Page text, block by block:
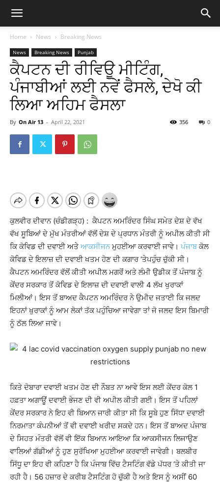
Home News Breaking News
News Breaking News Punjab
ਕੈਪਟਨ ਦੀ ਰੀਵਿਊ ਮੀਟਿੰਗ,
ਪੰਜਾਬੀਆਂ ਲਈ ਨਵੇਂ ਫੈਸਲੇ, ਦੇਖੋ ਕੀ
ਲਿਆ ਅਹਿਮ ਫੈਸਲਾ
By On Air 13 - April 22, 2021 0
356
ਕੁਲਵੀਰ ਦੀਵਾਨ (ਚੰਡੀਗੜ੍ਹ) : ਕੈਪਟਨ ਅਮਰਿੰਦਰ ਸਿੰਘ ਸਮੇਤ ਦੇਸ਼ ਦੇ ਵੱਖ
ਵੱਖ ਸੂਬਿਆਂ ਦੇ ਮੁੱਖ ਮੰਤਰੀਆਂ ਵੱਲੋਂ ਦੇਸ਼ ਦੇ ਪ੍ਰਧਾਨ ਮੰਤਰੀ ਨੂੰ ਅਪੀਲ ਕੀਤੀ ਸੀ
ਕਿ ਕੋਵਿਡ ਦੀ ਦਵਾਈ ਅਤੇ ਆਕਸੀਜਨਮੁਹਈਆ ਕਰਵਾਈ ਜਾਵੇ। ਪੰਜਾਬਕੋਲ
ਕੋਵਿਡ ਦੇ ਇਲਾਜ਼ ਦੀ ਦਵਾਈ ਖਤਮ ਹੋਣ ਦੀ ਕਗਾਰ ‘ਤੇਪਹੁੰਚ ਚੁੱਕੀ ਸੀ।
ਕੈਪਟਨ ਅਮਰਿੰਦਰ ਵੱਲੋਂ ਕੀਤੀ ਅਪੀਲ ਮਗਰੋਂ ਅਤੇ ਲੰਮੀ ਉਡੀਕ ਤੋਂ ਪੰਜਾਬ ਨੂੰ
ਕੇਂਦਰ ਸਰਕਾਰ ਤੋਂ ਕੋਵਿਡ ਦੇ ਇਲਾਜ਼ ਦੀ ਦਵਾਈ ਵਾਲੀ 4 ਲੱਖ ਖੁਰਾਕਾਂ
ਮਿਲੀਆਂ। ਇਸ ਤੋਂ ਬਾਅਦ ਕੈਪਟਨ ਅਮਰਿੰਦਰ ਨੇ ਉਮੀਦ ਜਤਾਈ ਕਿ ਜਲਦ
ਇਹਨਾਂ ਖੁਰਾਕਾਂ ਨੂੰ ਆਮ ਲੋਕਾਂ ਤੱਕ ਪਹੁੰਚਿਆ ਜਾਵੇਗਾ ਤਾਂ ਜੋ ਜਲਦ ਇਸ ਬਿਮਾਰੀ
ਨੂੰ ਠੱਲ ਲਿਆ ਜਾਵੇ।
ਕਿਤੇ ਦੋਬਾਰਾ ਦਵਾਈ ਖਤਮ ਹੋਣ ਦੀ ਨੌਬਤ ਨਾ ਆਵੇ ਇਸ ਲਈ ਕੇਂਦਰ ਕੋਲ 1
ਹਫ਼ਤਾ ਅਗਾਊਂ ਦਵਾਈ ਭੇਜਣ ਦੀ ਵੀ ਅਪੀਲ ਕੀਤੀ ਗਈ। ਇਸ ਤੋਂ ਪਹਿਲਾਂ
ਕੇਂਦਰ ਸਰਕਾਰ ਨੇ ਇਹ ਵੀ ਬਿਆਨ ਜਾਰੀ ਕੀਤਾ ਸੀ ਕਿ ਸੂਬੇ ਹੁਣ ਸਿੱਧਾ ਦਵਾਈ
ਨਿਰਮਾਤਾ ਕੰਪਨੀਆਂ ਤੋਂ ਵੀ ਦਵਾਈ ਖਰੀਦ ਸਕਦੇ ਹਨ। ਇਸ ਤੋਂ ਬਾਅਦ ਪੰਜਾਬ
ਦੇ ਸਿਹਤ ਮੰਤਰੀ ਵੱਲੋਂ ਵੀ ਇੱਕ ਬਿਆਨ ਆਇਆ ਕਿ ਆਕਸੀਜਨ ਲਿਜਾਉਣ
ਵਾਲਿਆਂ ਗੱਡੀਆਂ ਨੂੰ ਹੁਣ ਸੁਰੱਖਿਆ ਮੁਹਈਆ ਕਰਵਾਈ ਜਾਵੇਗੀ। ਬਲਬੀਰ
ਸਿੱਧੂ ਦਾ ਇਹ ਵੀ ਕਹਿਣਾ ਹੈ ਕਿ ਪੰਜਾਬ ਵਿੱਚ ਟੈਸਟਿੰਗ ਵੱਡੇ ਪੱਧਰ ‘ਤੇ ਕੀਤੀ ਜਾ
ਰਹੀ ਹੈ। 56 ਹਜ਼ਾਰ ਦੇ ਕਰੀਬ ਟੈਸਟਿੰਗ ਹੋ ਚੁੱਕੀ ਹੈ ਅਤੇ ਇਸ ਨੂੰ ਅਸੀਂ 60